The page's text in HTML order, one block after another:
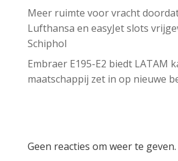
Meer ruimte voor vracht
Lufthansa en easyJet slots
Schiphol
Embraer E195-E2 biedt LATAM
maatschappij zet in op nieuwe
Geen reacties om weer te geven.